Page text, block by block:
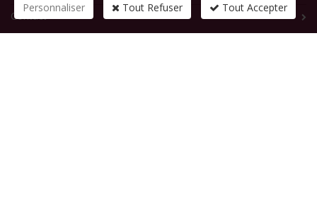
Contact
Personnaliser Tout Refuser Tout Accepter